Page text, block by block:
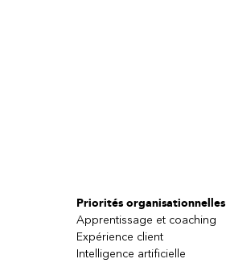
Priorités organisationnelles
Apprentissage et coaching
Expérience client
Intelligence artificielle